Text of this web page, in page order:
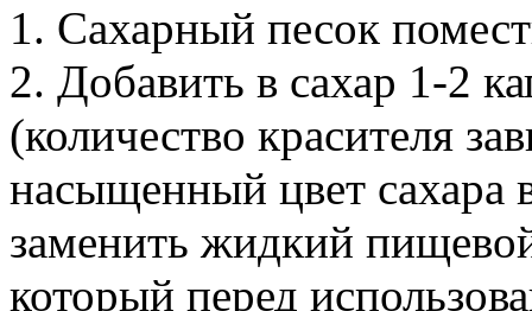
1. Сахарный песок
2. Добавить в сахар 1-2
(количество красителя
насыщенный цвет
заменить жидкий
который перед